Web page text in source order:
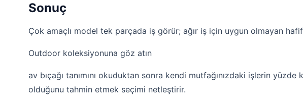
Sonuç
Çok amaçlı model tek parçada iş görür; ağır iş için uygun olmayan
Outdoor koleksiyonuna göz atın
av bıçağı tanımını okuduktan sonra kendi mutfağınızdaki işlerin yüzde
olduğunu tahmin etmek seçimi netleştirir.